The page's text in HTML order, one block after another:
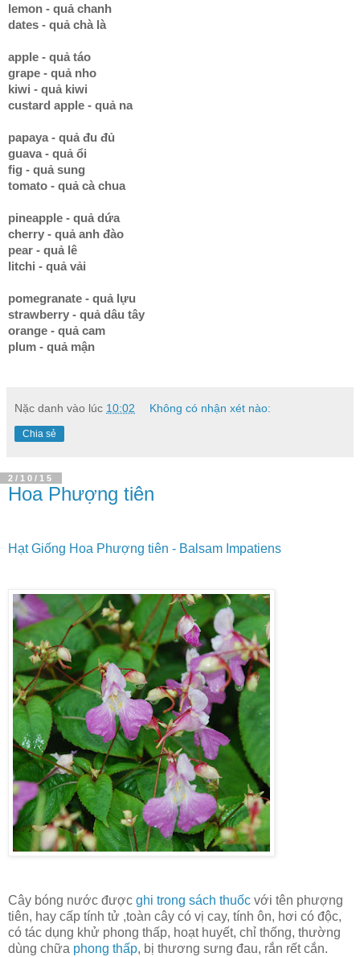
lemon - quả chanh
dates - quả chà là
apple - quả táo
grape - quả nho
kiwi - quả kiwi
custard apple - quả na
papaya - quả đu đủ
guava - quả ổi
fig - quả sung
tomato - quả cà chua
pineapple - quả dứa
cherry - quả anh đào
pear - quả lê
litchi - quả vải
pomegranate - quả lựu
strawberry - quả dâu tây
orange - quả cam
plum - quả mận
Nặc danh vào lúc 10:02 Không có nhận xét nào:
Chia sẻ
2/10/15
Hoa Phượng tiên
Hạt Giống Hoa Phượng tiên - Balsam Impatiens
Cây bóng nước được ghi trong sách thuốc với tên phượng
tiên, hay cấp tính tử ,toàn cây có vị cay, tính ôn, hơi có độc,
có tác dụng khử phong thấp, hoạt huyết, chỉ thống, thường
dùng chữa phong thấp, bị thương sưng đau, rắn rết cắn.